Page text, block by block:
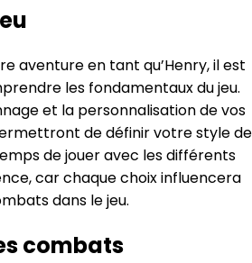
aventure en tant qu’Henry, il est
les fondamentaux du jeu.
et la personnalisation de vos
de définir votre style de
de jouer avec les différents
car chaque choix influencera
dans le jeu.
combats